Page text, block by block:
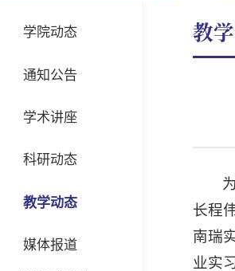
学院动态
通知公告
学术讲座
科研动态
教学动态
媒体报道
教
长程
南瑞
业实